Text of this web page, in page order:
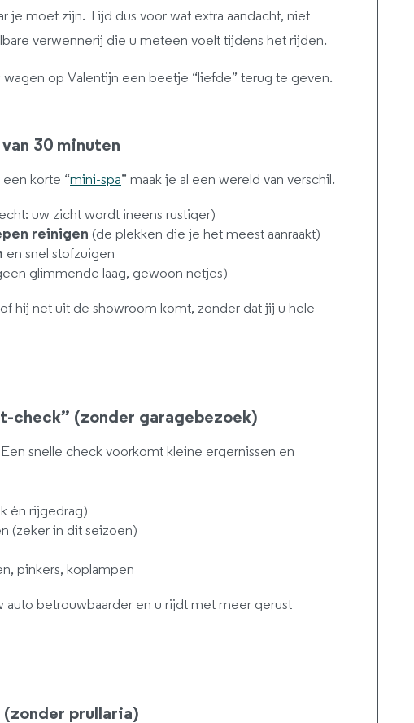
je moet zijn. Tijd dus voor wat extra aandacht, niet
verwennerij die u meteen voelt tijdens het rijden.
op Valentijn een beetje “liefde” terug te geven.
30 minuten
korte “mini-spa” maak je al een wereld van verschil.
uw zicht wordt ineens rustiger)
reinigen (de plekken die je het meest aanraakt)
en snel stofzuigen
glimmende laag, gewoon netjes)
hij net uit de showroom komt, zonder dat jij u hele
check” (zonder garagebezoek)
snelle check voorkomt kleine ergernissen en
én rijgedrag)
(zeker in dit seizoen)
pinkers, koplampen
auto betrouwbaarder en u rijdt met meer gerust
prullaria)